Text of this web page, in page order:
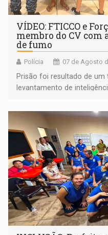
VÍDEO: FTICCO e
membro do CV com
de fumo
Polícia 07 de Agosto
Prisão foi resultado de
levantamento de